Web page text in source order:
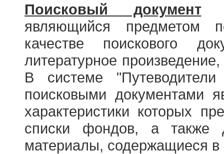
Поисковый документ-
являющийся предметом
качестве поискового
литературное
В системе
поисковыми документами
характеристики которых
списки фондов, а также
материалы, содержащиеся в